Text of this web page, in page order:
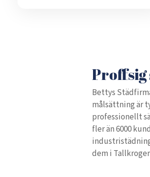
Bettys
målsättning är
professionellt
fler än 6000
dem i